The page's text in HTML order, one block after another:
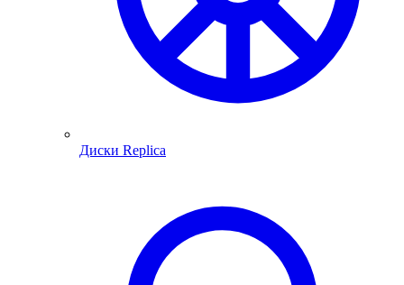
Диски Replica